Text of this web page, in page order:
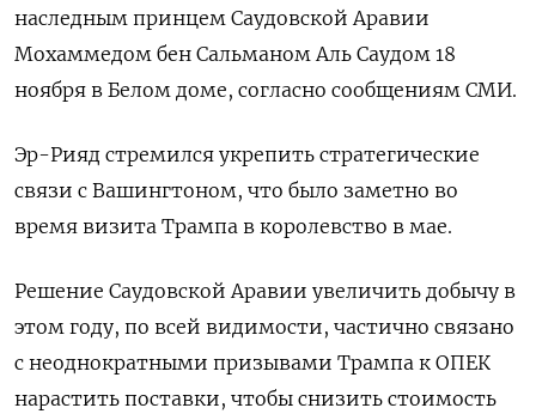
наследным принцем Саудовской Аравии
Мохаммедом бен Сальманом Аль Саудом 18
ноября в Белом доме, согласно сообщениям СМИ.
Эр-Рияд стремился укрепить стратегические
связи с Вашингтоном, что было заметно во
время визита Трампа в королевство в мае.
Решение Саудовской Аравии увеличить добычу в
этом году, по всей видимости, частично связано
с неоднократными призывами Трампа к ОПЕК
нарастить поставки, чтобы снизить стоимость